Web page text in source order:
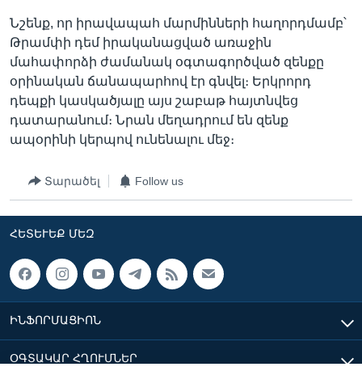
Նշենք, որ իրավապահ մարմինների հաղորդմամբ՝
Թրամփի դեմ իրականացված առաջին
մահափորձի ժամանակ օգտագործված զենքը
օրինական ճանապարհով էր գնվել։ Երկրորդ
դեպքի կասկածյալը այս շաբաթ հայտնվեց
դատարանում։ Նրան մեղադրում են զենք
ապօրինի կերպով ունենալու մեջ։
Տարածել Follow us
ՀԵՏԵՒԵՔ ՄԵԶ
ԻՆՖՈՐՄԱՑԻՈՆ
ՕԳՏԱԿԱՐ ՀՂՈՒՄՆԵՐ